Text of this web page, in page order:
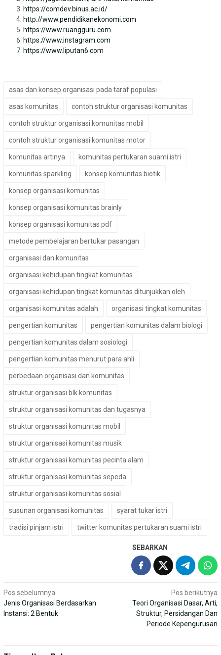
https://comdev.binus.ac.id/
http://www.pendidikanekonomi.com
https://www.ruangguru.com
https://www.instagram.com
https://www.liputan6.com
asas dan konsep organisasi pada taraf populasi
asas komunitas contoh struktur organisasi komunitas
contoh struktur organisasi komunitas mobil
contoh struktur organisasi komunitas motor
komunitas artinya komunitas pertukaran suami istri
komunitas sparkling konsep komunitas biotik
konsep organisasi komunitas
konsep organisasi komunitas brainly
konsep organisasi komunitas pdf
metode pembelajaran bertukar pasangan
organisasi dan komunitas
organisasi kehidupan tingkat komunitas
organisasi kehidupan tingkat komunitas ditunjukkan oleh
organisasi komunitas adalah organisasi tingkat komunitas
pengertian komunitas pengertian komunitas dalam biologi
pengertian komunitas dalam sosiologi
pengertian komunitas menurut para ahli
perbedaan organisasi dan komunitas
struktur organisasi blk komunitas
struktur organisasi komunitas dan tugasnya
struktur organisasi komunitas mobil
struktur organisasi komunitas musik
struktur organisasi komunitas pecinta alam
struktur organisasi komunitas sepeda
struktur organisasi komunitas sosial
susunan organisasi komunitas syarat tukar istri
tradisi pinjam istri twitter komunitas pertukaran suami istri
SEBARKAN
Navigasi
pos
Pos sebelumnya
Jenis Organisasi Berdasarkan
Instansi: 2 Bentuk
Pos berikutnya
Teori Organisasi Dasar, Arti,
Struktur, Persidangan Dan
Periode Kepengurusan